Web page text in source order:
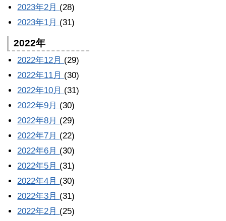
2023年2月 (28)
2023年1月 (31)
2022年
2022年12月 (29)
2022年11月 (30)
2022年10月 (31)
2022年9月 (30)
2022年8月 (29)
2022年7月 (22)
2022年6月 (30)
2022年5月 (31)
2022年4月 (30)
2022年3月 (31)
2022年2月 (25)